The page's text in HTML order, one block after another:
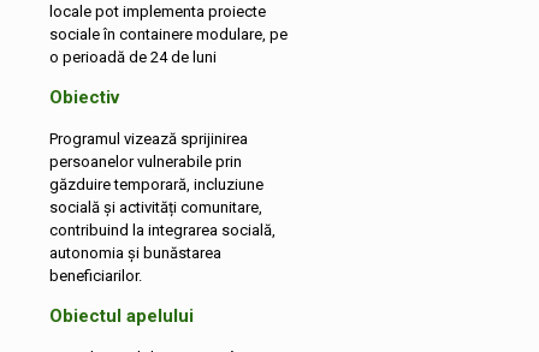
locale pot implementa proiecte
sociale în containere modulare, pe
o perioadă de 24 de luni
Obiectiv
Programul vizează sprijinirea
persoanelor vulnerabile prin
găzduire temporară, incluziune
socială și activități comunitare,
contribuind la integrarea socială,
autonomia și bunăstarea
beneficiarilor.
Obiectul apelului